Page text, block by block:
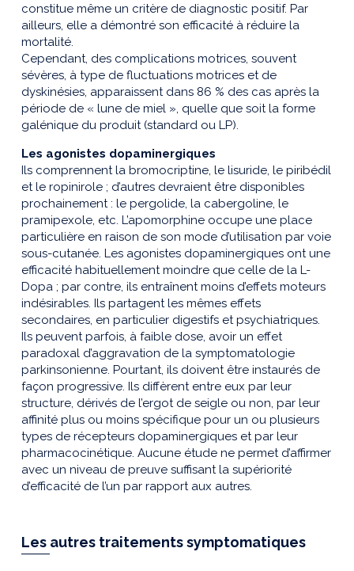
constitue même un critère de diagnostic positif. Par
ailleurs, elle a démontré son efficacité à réduire la
mortalité.
Cependant, des complications motrices, souvent
sévères, à type de fluctuations motrices et de
dyskinésies, apparaissent dans 86 % des cas après la
période de « lune de miel », quelle que soit la forme
galénique du produit (standard ou LP).
Les agonistes dopaminergiques
Ils comprennent la bromocriptine, le lisuride, le piribédil
et le ropinirole ; d’autres devraient être disponibles
prochainement : le pergolide, la cabergoline, le
pramipexole, etc. L’apomorphine occupe une place
particulière en raison de son mode d’utilisation par voie
sous-cutanée. Les agonistes dopaminergiques ont une
efficacité habituellement moindre que celle de la L-
Dopa ; par contre, ils entraînent moins d’effets moteurs
indésirables. Ils partagent les mêmes effets
secondaires, en particulier digestifs et psychiatriques.
Ils peuvent parfois, à faible dose, avoir un effet
paradoxal d’aggravation de la symptomatologie
parkinsonienne. Pourtant, ils doivent être instaurés de
façon progressive. Ils diffèrent entre eux par leur
structure, dérivés de l’ergot de seigle ou non, par leur
affinité plus ou moins spécifique pour un ou plusieurs
types de récepteurs dopaminergiques et par leur
pharmacocinétique. Aucune étude ne permet d’affirmer
avec un niveau de preuve suffisant la supériorité
d’efficacité de l’un par rapport aux autres.
Les autres traitements symptomatiques